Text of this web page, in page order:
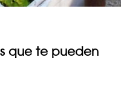
que te pueden